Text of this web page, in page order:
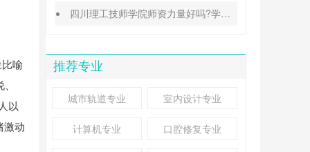
喻
以
激动
四川理工技师学院师资力量好吗?学校地址在哪里
推荐专业
城市轨道专业 室内设计专业
计算机专业 口腔修复专业